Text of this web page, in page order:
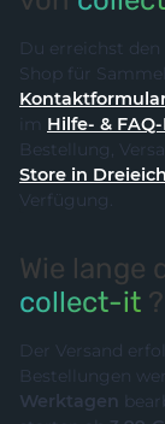
Du erreichst den
im Hilfe- &
Bestellung,
Store in Dreieich
Verfügung.
Wie lange
collect-it ?
Der Versand
Bestellungen
Werktagen